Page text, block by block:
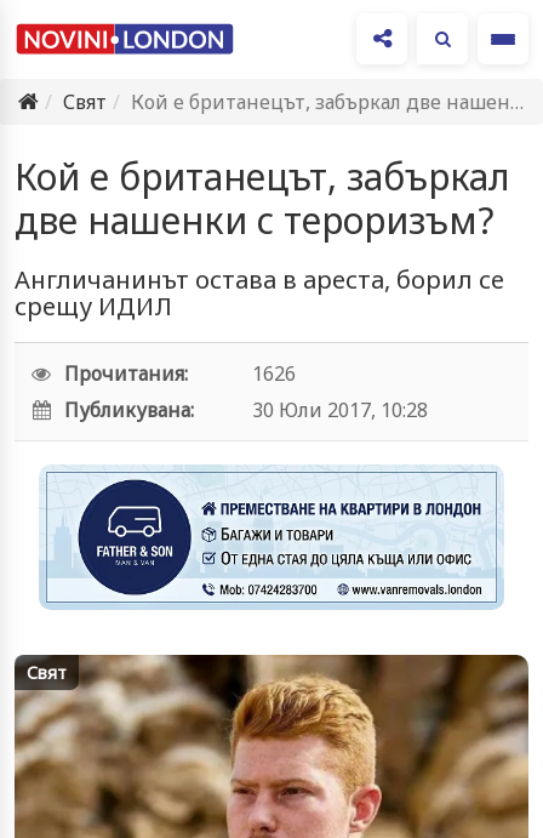
Свят
Кой е британецът, забъркал две нашенки с тероризъм?
Кой е британецът, забъркал
две нашенки с тероризъм?
Англичанинът остава в ареста, борил се
срещу ИДИЛ
Прочитания:
1626
Публикувана:
30 Юли 2017, 10:28
Свят